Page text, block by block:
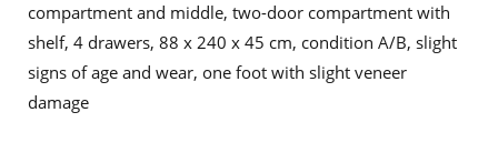
compartment and middle, two-door compartment with
shelf, 4 drawers, 88 x 240 x 45 cm, condition A/B, slight
signs of age and wear, one foot with slight veneer
damage